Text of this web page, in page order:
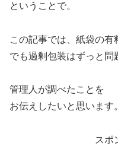
ということで。
この記事では、紙袋の有
でも過剰包装はずっと問
管理人が調べたことを
お伝えしたいと思います。
スポ